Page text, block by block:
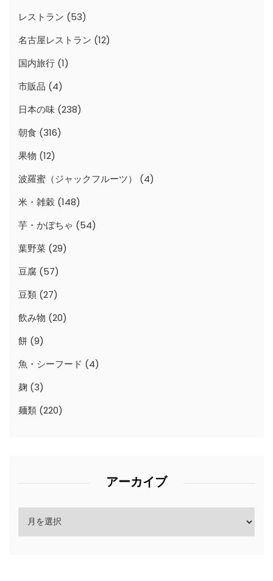
レストラン (53)
名古屋レストラン (12)
国内旅行 (1)
市販品 (4)
日本の味 (238)
朝食 (316)
果物 (12)
波羅蜜（ジャックフルーツ）
(4)
米・雑穀 (148)
芋・かぼちゃ (54)
葉野菜 (29)
豆腐 (57)
豆類 (27)
飲み物 (20)
餅 (9)
魚・シーフード (4)
麹 (3)
麺類 (220)
アーカイブ